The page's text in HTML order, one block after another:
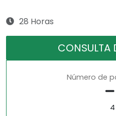
28 Horas
CONSULTA
Número de